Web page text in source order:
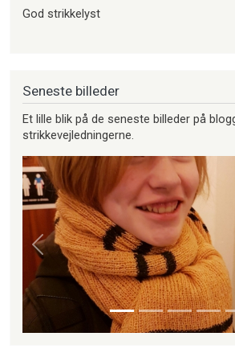
God strikkelyst
Seneste billeder
Et lille blik på de seneste billeder på
strikkevejledningerne.
Forrige